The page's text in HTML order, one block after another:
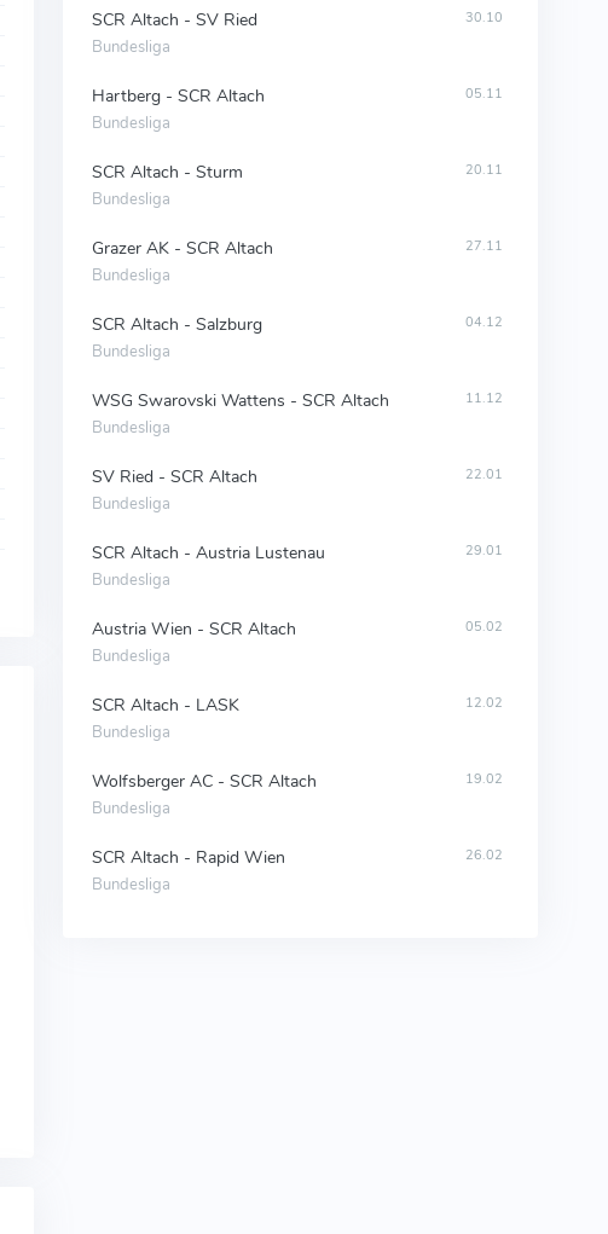
SCR Altach - SV Ried
Bundesliga
30.10
Hartberg - SCR Altach
Bundesliga
05.11
SCR Altach - Sturm
Bundesliga
20.11
Grazer AK - SCR Altach
Bundesliga
27.11
SCR Altach - Salzburg
Bundesliga
04.12
WSG Swarovski Wattens - SCR Altach
Bundesliga
11.12
SV Ried - SCR Altach
Bundesliga
22.01
SCR Altach - Austria Lustenau
Bundesliga
29.01
Austria Wien - SCR Altach
Bundesliga
05.02
SCR Altach - LASK
Bundesliga
12.02
Wolfsberger AC - SCR Altach
Bundesliga
19.02
SCR Altach - Rapid Wien
Bundesliga
26.02